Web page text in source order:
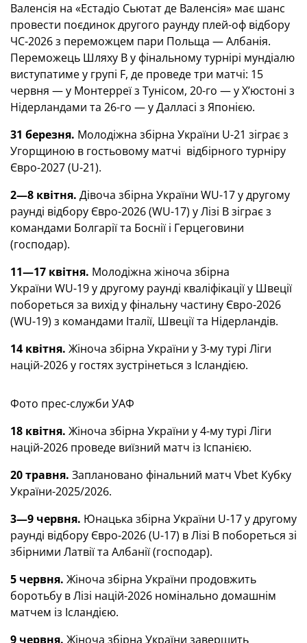
Валенсія на «Естадіо Сьютат де Валенсія» має шанс
провести поєдинок другого раунду плей-оф відбору
ЧС-2026 з переможцем пари Польща — Албанія.
Переможець Шляху В у фінальному турнірі мундіалю
виступатиме у групі F, де проведе три матчі: 15
червня — у Монтерреї з Тунісом, 20-го — у Х’юстоні з
Нідерландами та 26-го — у Далласі з Японією.
31 березня. Молодіжна збірна України U-21 зіграє з
Угорщиною в гостьовому матчі відбірного турніру
Євро-2027 (U-21).
2—8 квітня. Дівоча збірна України WU-17 у другому
раунді відбору Євро-2026 (WU-17) у Лізі В зіграє з
командами Болгаріїта Боснії і Герцеговини
(господар).
11—17 квітня. Молодіжна жіноча збірна
України WU-19 у другому раунді кваліфікації у Швеції
побореться за вихід у фінальну частину Євро-2026
(WU-19) з командами Італії, Швеції та Нідерландів.
14 квітня. Жіноча збірна України у 3-му турі Ліги
націй-2026 у гостях зустрінеться з Ісландією.
Фото прес-служби УАФ
18 квітня. Жіноча збірна України у 4-му турі Ліги
націй-2026 проведе виїзний матч із Іспанією.
20 травня. Заплановано фінальний матч Vbet Кубку
України-2025/2026.
3—9 червня. Юнацька збірна України U-17 у другому
раунді відбору Євро-2026 (U-17) в Лізі В побореться зі
збірними Латвії та Албанії (господар).
5 червня. Жіноча збірна України продовжить
боротьбу в Лізі націй-2026 номінально домашнім
матчем із Ісландією.
9 червня. Жіноча збірна України завершить